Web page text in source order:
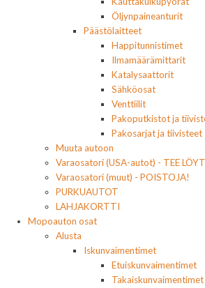
Öljynpaineanturit
Päästölaitteet
Happitunnistimet
Ilmamäärämittarit
Katalysaattorit
Sähköosat
Venttiilit
Pakoputkistot ja
Pakosarjat ja tiivisteet
Muuta autoon
Varaosatori (USA-autot) - TEE
Varaosatori (muut) - POISTOJA!
PURKUAUTOT
LAHJAKORTTI
Mopoauton osat
Alusta
Iskunvaimentimet
Etuiskunvaimentimet
Takaiskunvaimentimet